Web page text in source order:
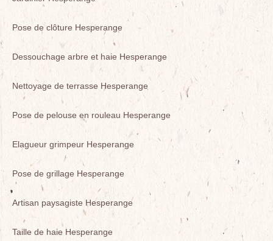
Pose de clôture Hesperange
Dessouchage arbre et haie Hesperange
Nettoyage de terrasse Hesperange
Pose de pelouse en rouleau Hesperange
Elagueur grimpeur Hesperange
Pose de grillage Hesperange
Artisan paysagiste Hesperange
Taille de haie Hesperange